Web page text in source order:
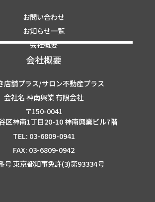
お問い合わせ
お知らせ一覧
会社概要
会社概要
店舗プラス/サロン不動産プラス
会社名 神南興業 有限会社
〒150-0041
区神南1丁目20-10 神南興業ビル7階
TEL: 03-6809-0941
FAX: 03-6809-0942
号 東京都知事免許(3)第93334号